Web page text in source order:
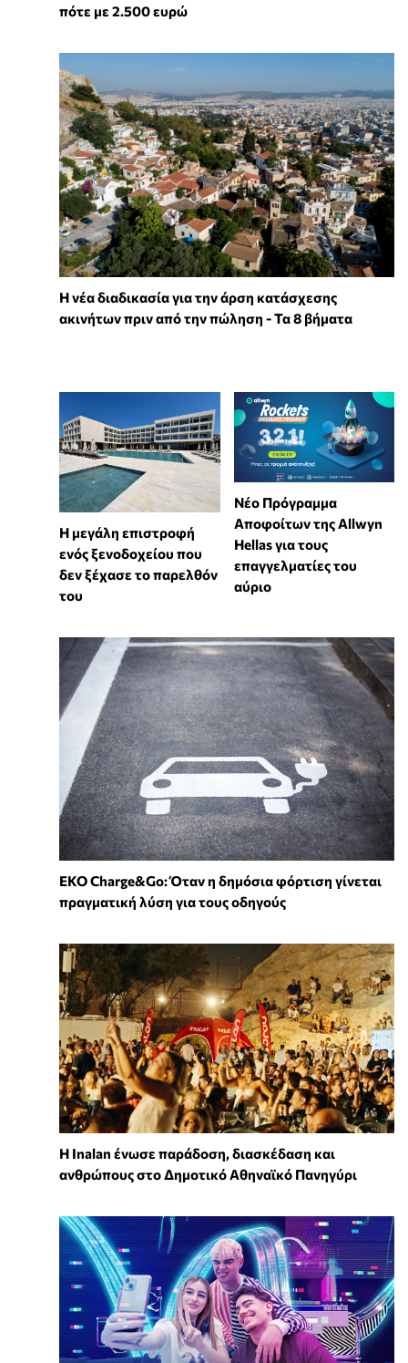
πότε με 2.500 ευρώ
Η νέα διαδικασία για την άρση κατάσχεσης
ακινήτων πριν από την πώληση - Τα 8 βήματα
Η μεγάλη επιστροφή
ενός ξενοδοχείου που
δεν ξέχασε το παρελθόν
του
Νέο Πρόγραμμα
Αποφοίτων της Allwyn
Hellas για τους
επαγγελματίες του
αύριο
EKO Charge&Go: Όταν η δημόσια φόρτιση γίνεται
πραγματική λύση για τους οδηγούς
Η Inalan ένωσε παράδοση, διασκέδαση και
ανθρώπους στο Δημοτικό Αθηναϊκό Πανηγύρι